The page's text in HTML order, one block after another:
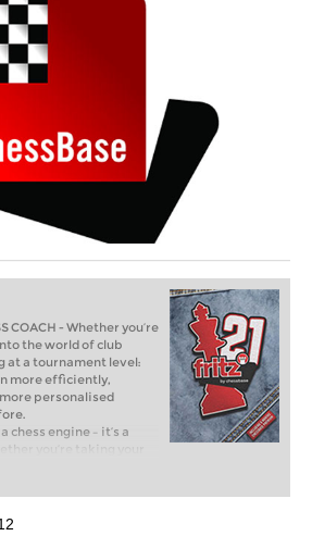
COACH - Whether you’re
the world of club
at a tournament level:
more efficiently,
personalised
chess engine – it’s a
you’re taking your
club chess, or already
with FRITZ, you can
and with a
than ever before.